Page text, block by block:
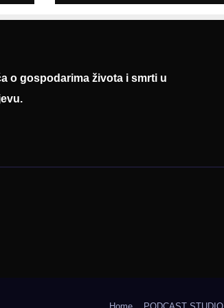
prezentaciji
Federalnog sajma
o gospodarima života i smrti u